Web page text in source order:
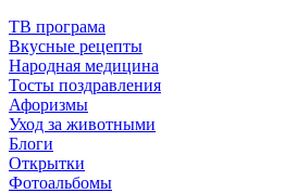
ТВ програма
Вкусные рецепты
Народная медицина
Тосты поздравления
Афоризмы
Уход за животными
Блоги
Открытки
Фотоальбомы